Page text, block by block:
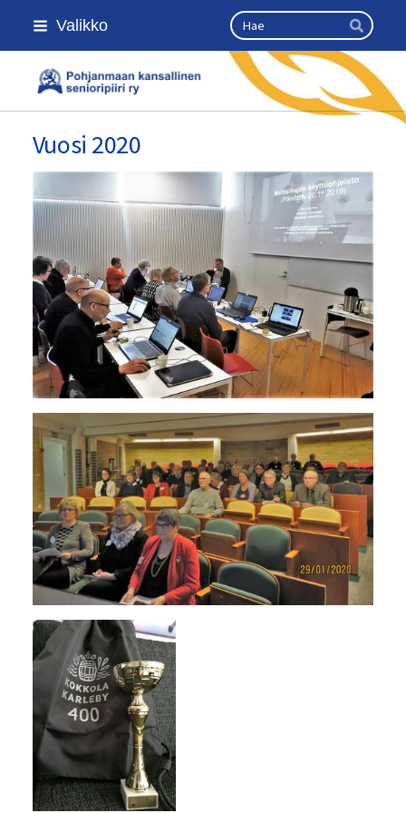
Siirry
sivun
Valikko Haku
Hae
Kansallinen senioriliitto
Vuosi 2020